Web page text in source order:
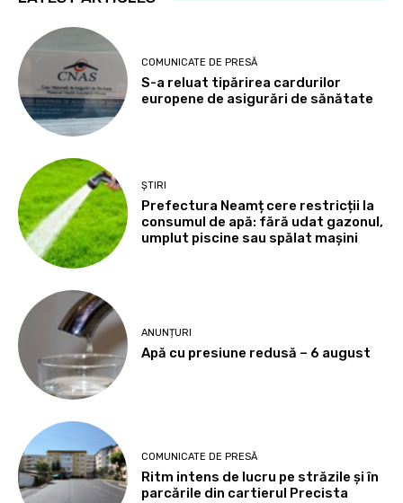
COMUNICATE DE PRESĂ
S-a reluat tipărirea cardurilor
europene de asigurări de sănătate
ȘTIRI
Prefectura Neamț cere restricții la
consumul de apă: fără udat gazonul,
umplut piscine sau spălat mașini
ANUNȚURI
Apă cu presiune redusă – 6 august
COMUNICATE DE PRESĂ
Ritm intens de lucru pe străzile și în
parcările din cartierul Precista